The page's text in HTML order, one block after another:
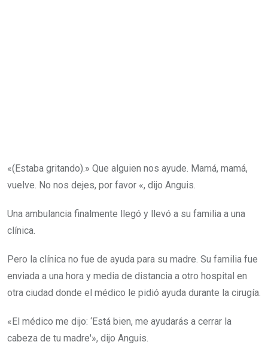
«(Estaba gritando).» Que alguien nos ayude. Mamá, mamá,
vuelve. No nos dejes, por favor «, dijo Anguis.
Una ambulancia finalmente llegó y llevó a su familia a una
clínica.
Pero la clínica no fue de ayuda para su madre. Su familia fue
enviada a una hora y media de distancia a otro hospital en
otra ciudad donde el médico le pidió ayuda durante la cirugía.
«El médico me dijo: ‘Está bien, me ayudarás a cerrar la
cabeza de tu madre'», dijo Anguis.